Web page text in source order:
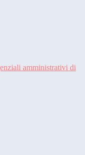
amministrativi di